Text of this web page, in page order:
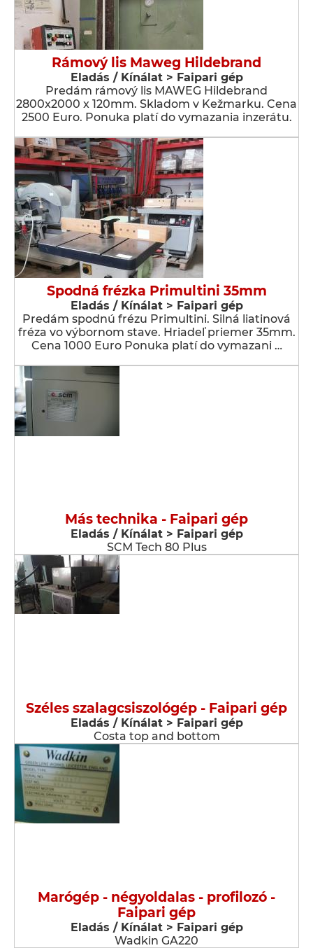
Rámový lis Maweg Hildebrand
Eladás / Kínálat > Faipari gép
Predám rámový lis MAWEG Hildebrand
2800x2000 x 120mm. Skladom v Kežmarku. Cena
2500 Euro. Ponuka platí do vymazania inzerátu.
Spodná frézka Primultini 35mm
Eladás / Kínálat > Faipari gép
Predám spodnú frézu Primultini. Silná liatinová
fréza vo výbornom stave. Hriadeľ priemer 35mm.
Cena 1000 Euro Ponuka platí do vymazani …
Más technika - Faipari gép
Eladás / Kínálat > Faipari gép
SCM Tech 80 Plus
Széles szalagcsiszológép - Faipari gép
Eladás / Kínálat > Faipari gép
Costa top and bottom
Marógép - négyoldalas - profilozó -
Faipari gép
Eladás / Kínálat > Faipari gép
Wadkin GA220